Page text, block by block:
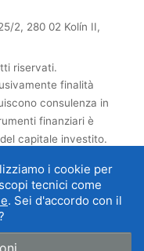
i cookie per
tecnici come
. Sei d'accordo con il
2, 280 02 Kolín II,
riservati.
finalità
consulenza in
finanziari è
capitale investito.
permette di gestire e
del servizio per te
le nostre